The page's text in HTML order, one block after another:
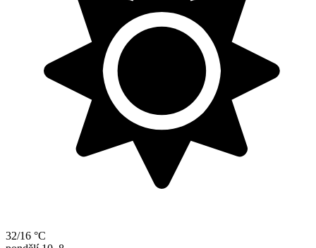
32/16 °C